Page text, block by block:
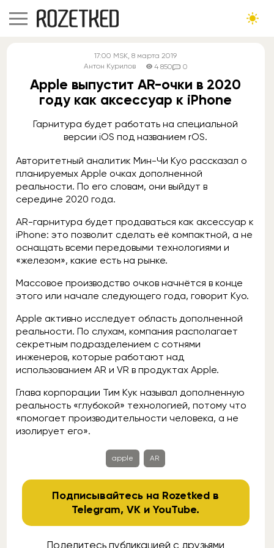
17:00 MSK, 8 марта 2019
Антон Курилов
4 850 0
Apple выпустит AR-очки в 2020
году как аксессуар к iPhone
Гарнитура будет работать на специальной
версии iOS под названием rOS.
Авторитетный аналитик Мин-Чи Куо рассказал о
планируемых Apple очках дополненной
реальности. По его словам, они выйдут в
середине 2020 года.
AR-гарнитура будет продаваться как аксессуар к
iPhone: это позволит сделать её компактной, а не
оснащать всеми передовыми технологиями и
«железом», какие есть на рынке.
Массовое производство очков начнётся в конце
этого или начале следующего года, говорит Куо.
Apple активно исследует область дополненной
реальности. По слухам, компания располагает
секретным подразделением с сотнями
инженеров, которые работают над
использованием AR и VR в продуктах Apple.
Глава корпорации Тим Кук называл дополненную
реальность «глубокой» технологией, потому что
«помогает производительности человека, а не
изолирует его».
apple AR
Подписывайтесь на Rozetked в
Telegram,VK иYouTube.
Поделитесь публикацией с друзьями